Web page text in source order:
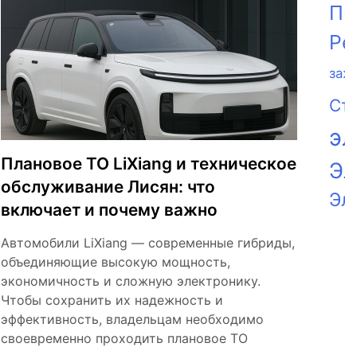
Плановое ТО LiXiang и техническое
обслуживание Лисян: что
включает и почему важно
Автомобили LiXiang — современные гибриды,
объединяющие высокую мощность,
экономичность и сложную электронику.
Чтобы сохранить их надежность и
эффективность, владельцам необходимо
своевременно проходить плановое ТО